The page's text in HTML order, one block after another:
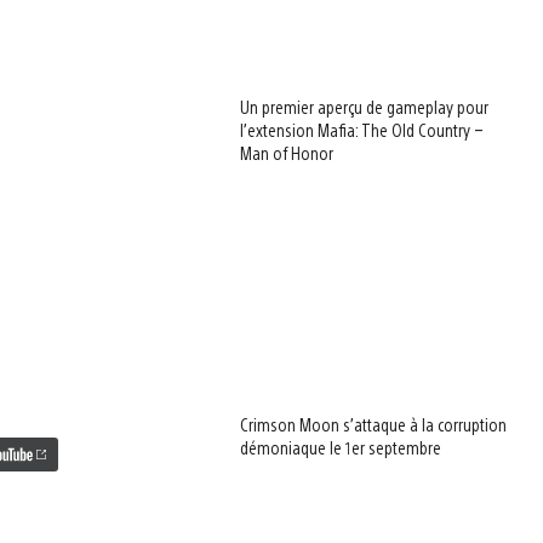
Un premier aperçu de gameplay pour
l’extension Mafia: The Old Country –
Man of Honor
Crimson Moon s’attaque à la corruption
démoniaque le 1er septembre